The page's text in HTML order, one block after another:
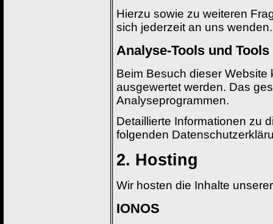
Hierzu sowie zu weiteren
sich jederzeit an uns wenden.
Analyse-Tools und
Beim Besuch dieser Website
ausgewertet werden. Das
Analyseprogrammen.
Detaillierte Informationen zu
folgenden
2. Hosting
Wir hosten die Inhalte
IONOS